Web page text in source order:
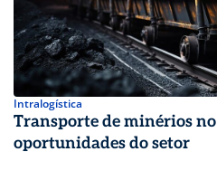
Intralogística
Transporte de minérios
oportunidades do setor